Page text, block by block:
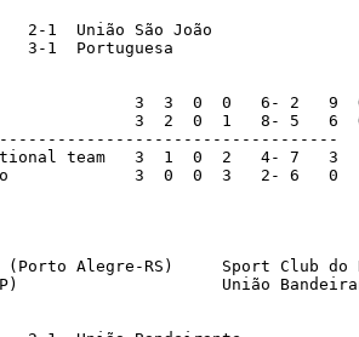
2-1  União São João
3-1  Portuguesa
3  3  0  0   6- 2   9
3  2  0  1   8- 5   6
team   3  1  0  2   4- 7   3
3  0  0  3   2- 6   0
(Porto Alegre-RS)     Sport Club do
União